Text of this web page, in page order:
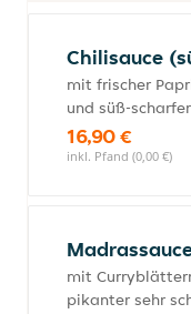
Chilisauce
mit frischer
und süß-
16,90 €
inkl. Pfand (0,00 €)
mit
pikanter sehr